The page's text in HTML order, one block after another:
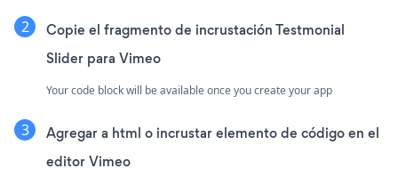
Copie el fragmento de incrustación Testmonial
Slider para Vimeo
Your code block will be available once you create your app
Agregar a html o incrustar elemento de código en el
editor Vimeo